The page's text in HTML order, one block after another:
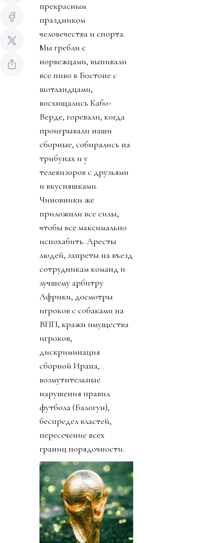
прекрасным
праздником
человечества и спорта.
Мы гребли с
норвежцами, выпивали
все пиво в Бостоне с
шотландцами,
восхищались Кабо-
Верде, горевали, когда
проигрывали наши
сборные, собирались на
трибунах и у
телевизоров с друзьями
и вкусняшками.
Чиновники же
приложили все силы,
чтобы все максимально
испохабить. Аресты
людей, запреты на въезд
сотрудникам команд и
лучшему арбитру
Африки, досмотры
игроков с собаками на
ВПП, кражи имущества
игроков,
дискриминация
сборной Ирана,
возмутительные
нарушения правил
футбола (Балогун),
беспредел властей,
пересечение всех
границ порядочности.